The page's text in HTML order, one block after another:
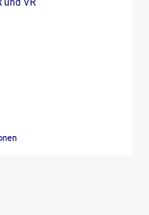
für PR und VR